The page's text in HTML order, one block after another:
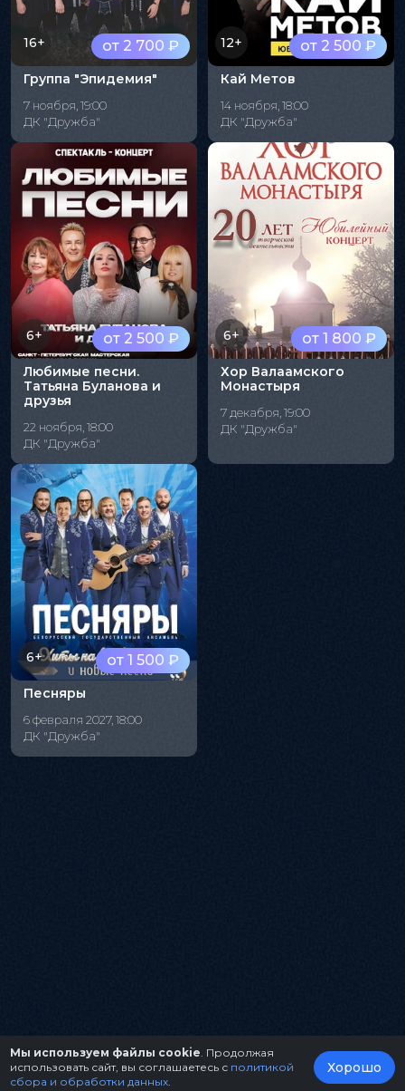
от 2 700 ₽
16+
Группа "Эпидемия"
7 ноября, 19:00
ДК "Дружба"
от 2 500 ₽
12+
Кай Метов
14 ноября, 18:00
ДК "Дружба"
от 2 500 ₽
6+
Любимые песни.
Татьяна Буланова и
друзья
22 ноября, 18:00
ДК "Дружба"
от 1 800 ₽
6+
Хор Валаамского
Монастыря
7 декабря, 19:00
ДК "Дружба"
от 1 500 ₽
6+
Песняры
6 февраля 2027, 18:00
ДК "Дружба"
Мы используем файлы cookie . Продолжая
использовать сайт, вы соглашаетесь с политикой
сбора и обработки данных
Хорошо